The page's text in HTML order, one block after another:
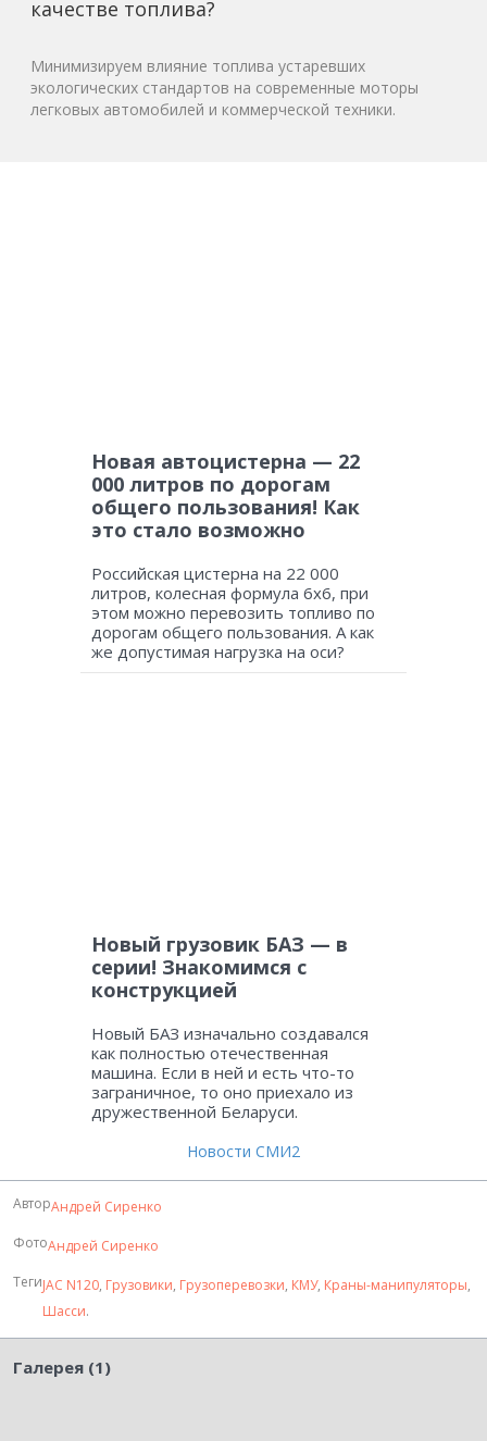
качестве топлива?
Минимизируем влияние топлива устаревших
экологических стандартов на современные моторы
легковых автомобилей и коммерческой техники.
Новая автоцистерна — 22
000 литров по дорогам
общего пользования! Как
это стало возможно
Российская цистерна на 22 000
литров, колесная формула 6х6, при
этом можно перевозить топливо по
дорогам общего пользования. А как
же допустимая нагрузка на оси?
Новый грузовик БАЗ — в
серии! Знакомимся с
конструкцией
Новый БАЗ изначально создавался
как полностью отечественная
машина. Если в ней и есть что-то
заграничное, то оно приехало из
дружественной Беларуси.
Новости СМИ2
АвторАндрей Сиренко
ФотоАндрей Сиренко
ТегиJAC N120, Грузовики, Грузоперевозки, КМУ, Краны-манипуляторы,
Шасси.
Галерея (1)